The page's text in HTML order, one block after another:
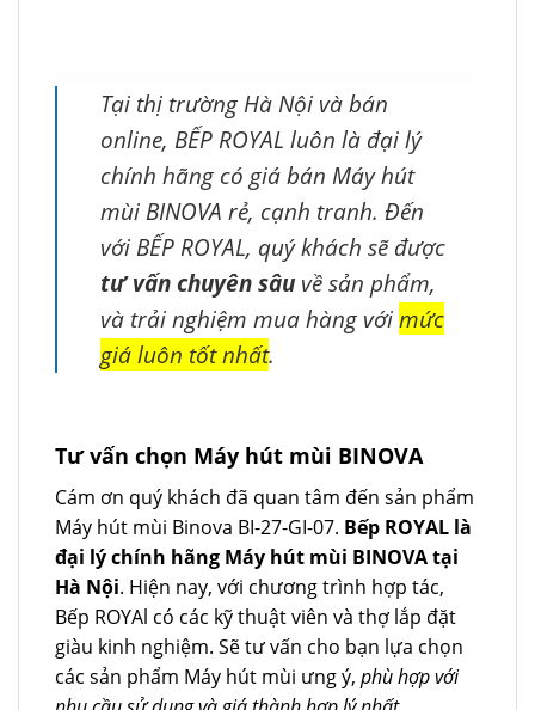
Tại thị trường Hà Nội và bán
online, BẾP ROYAL luôn là đại lý
chính hãng có giá bán Máy hút
mùi BINOVA rẻ, cạnh tranh. Đến
với BẾP ROYAL, quý khách sẽ được
tư vấn chuyên sâu về sản phẩm,
và trải nghiệm mua hàng vớimức
giá luôn tốt nhất.
Tư vấn chọn Máy hút mùi BINOVA
Cám ơn quý khách đã quan tâm đến sản phẩm
Máy hút mùi Binova BI-27-GI-07. Bếp ROYAL là
đại lý chính hãng Máy hút mùi BINOVA tại
Hà Nội. Hiện nay, với chương trình hợp tác,
Bếp ROYAl có các kỹ thuật viên và thợ lắp đặt
giàu kinh nghiệm. Sẽ tư vấn cho bạn lựa chọn
các sản phẩm Máy hút mùi ưng ý, phù hợp với